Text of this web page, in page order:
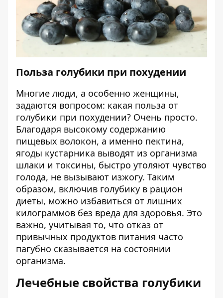
Польза голубики при похудении
Многие люди, а особенно женщины,
задаются вопросом: какая польза от
голубики при похудении? Очень просто.
Благодаря высокому содержанию
пищевых волокон, а именно пектина,
ягоды кустарника выводят из организма
шлаки и токсины, быстро утоляют чувство
голода, не вызывают изжогу. Таким
образом, включив голубику в рацион
диеты, можно избавиться от лишних
килограммов без вреда для здоровья. Это
важно, учитывая то, что отказ от
привычных продуктов питания часто
пагубно сказывается на состоянии
организма.
Лечебные свойства голубики